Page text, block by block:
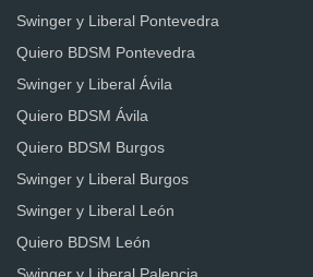
Swinger y Liberal Pontevedra
Quiero BDSM Pontevedra
Swinger y Liberal Ávila
Quiero BDSM Ávila
Quiero BDSM Burgos
Swinger y Liberal Burgos
Swinger y Liberal León
Quiero BDSM León